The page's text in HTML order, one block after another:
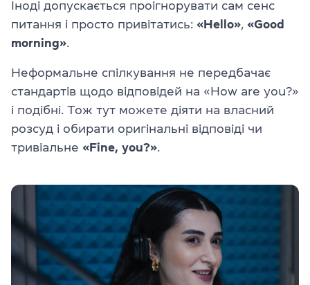
Іноді допускається проігнорувати сам сенс
питання і просто привітатись: «Hello», «Good
morning».
Неформальне спілкування не передбачає
стандартів щодо відповідей на «How are you?»
і подібні. Тож тут можете діяти на власний
розсуд і обирати оригінальні відповіді чи
тривіальне «Fine, you?».